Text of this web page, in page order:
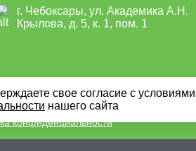
г. Чебоксары, ул. Академика А.Н.
Крылова, д. 5, к. 1, пом. 1
конфиденциальности
свое согласие с условиями
нашего сайта